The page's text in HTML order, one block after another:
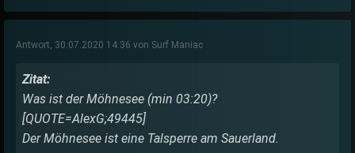
Antwort, 30.07.2020 14:36 von Surf Maniac
Zitat:
Was ist der Möhnesee (min 03:20)?
[QUOTE=AlexG;49445]
Der Möhnesee ist eine Talsperre am Sauerland.